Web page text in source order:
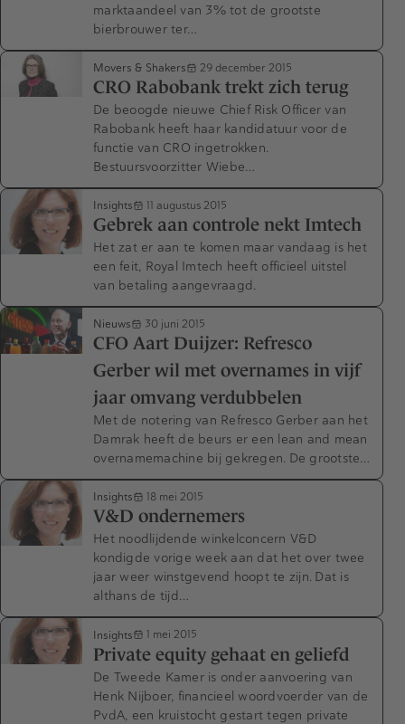
marktaandeel van 3% tot de grootste
bierbrouwer ter…
Movers & Shakers 29 december 2015
CRO Rabobank trekt zich terug
De beoogde nieuwe Chief Risk Officer van
Rabobank heeft haar kandidatuur voor de
functie van CRO ingetrokken.
Bestuursvoorzitter Wiebe…
Insights 11 augustus 2015
Gebrek aan controle nekt Imtech
Het zat er aan te komen maar vandaag is het
een feit, Royal Imtech heeft officieel uitstel
van betaling aangevraagd.
Nieuws 30 juni 2015
CFO Aart Duijzer: Refresco
Gerber wil met overnames in vijf
jaar omvang verdubbelen
Met de notering van Refresco Gerber aan het
Damrak heeft de beurs er een lean and mean
overnamemachine bij gekregen. De grootste…
Insights 18 mei 2015
V&D ondernemers
Het noodlijdende winkelconcern V&D
kondigde vorige week aan dat het over twee
jaar weer winstgevend hoopt te zijn. Dat is
althans de tijd…
Insights 1 mei 2015
Private equity gehaat en geliefd
De Tweede Kamer is onder aanvoering van
Henk Nijboer, financieel woordvoerder van de
PvdA, een kruistocht gestart tegen private